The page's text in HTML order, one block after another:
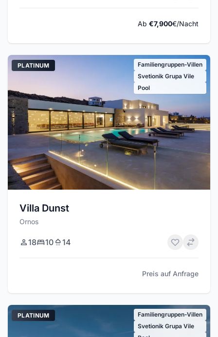
Ab €7,900€/Nacht
PLATINUM
Familiengruppen-Villen
Svetionik Grupa Vile
Pool
Villa Dunst
Ornos
18 10 14
Preis auf Anfrage
PLATINUM
Familiengruppen-Villen
Svetionik Grupa Vile